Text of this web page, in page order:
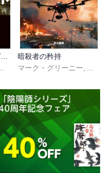
る。
両舞台、両時代を往来
。ミステリ要素をしっ
語とカタストロフ、そ
しみながら、超一級の
と言ってよい、これは
猟区管理官ジョー・ピケット・シリーズ
暗殺者の矜持
マーク・グリーニー, 伏見